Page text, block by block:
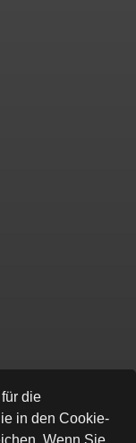
die
in den Cookie-